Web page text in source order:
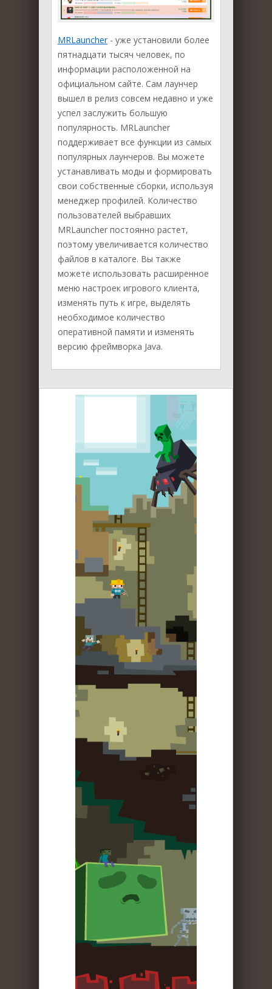
MRLauncher- уже установили более
пятнадцати тысяч человек, по
информации расположенной на
официальном сайте. Сам лаунчер
вышел в релиз совсем недавно и уже
успел заслужить большую
популярность. MRLauncher
поддерживает все функции из самых
популярных лаунчеров. Вы можете
устанавливать моды и формировать
свои собственные сборки, используя
менеджер профилей. Количество
пользователей выбравших
MRLauncher постоянно растет,
поэтому увеличивается количество
файлов в каталоге. Вы также
можете использовать расширенное
меню настроек игрового клиента,
изменять путь к игре, выделять
необходимое количество
оперативной памяти и изменять
версию фреймворка Java.